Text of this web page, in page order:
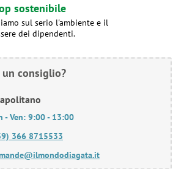
sostenibile
sul serio l'ambiente e il
dei dipendenti.
consiglio?
- Ven: 9:00 - 13:00
366 8715533